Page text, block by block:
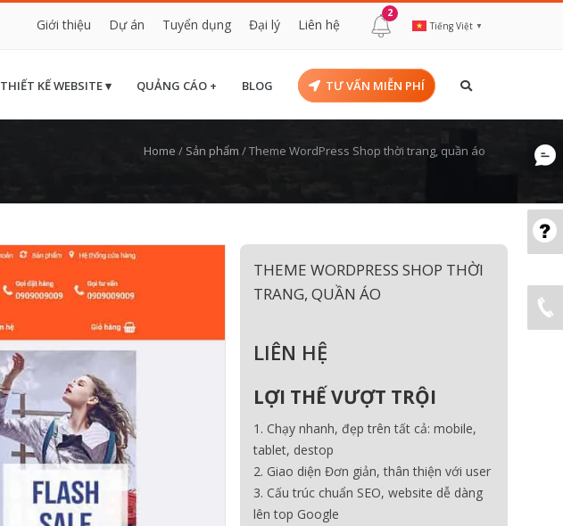
Giới thiệu Dự án Tuyển dụng Đại lý Liên hệ
2
Tiếng Việt ▼
THIẾT KẾ WEBSITE ▾ QUẢNG CÁO + BLOG TƯ VẤN MIỄN PHÍ
Home / Sản phẩm /Theme WordPress Shop thời trang, quần áo
THEME WORDPRESS SHOP THỜI
TRANG, QUẦN ÁO
LIÊN HỆ
LỢI THẾ VƯỢT TRỘI
Chạy nhanh, đẹp trên tất cả: mobile,
tablet, destop
Giao diện Đơn giản, thân thiện với user
Cấu trúc chuẩn SEO, website dễ dàng
lên top Google